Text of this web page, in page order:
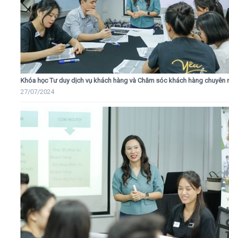
Khóa học Tư duy dịch vụ khách hàng và Chăm sóc khách hàng chuyên
27/07/2024